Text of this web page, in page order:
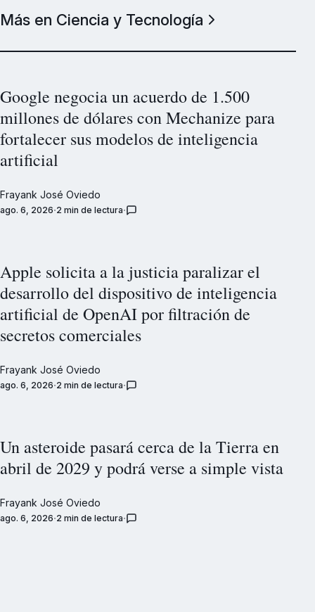
Más en Ciencia y Tecnología
Google negocia un acuerdo de 1.500
millones de dólares con Mechanize para
fortalecer sus modelos de inteligencia
artificial
Frayank José Oviedo
ago. 6, 2026 2 min de lectura
Apple solicita a la justicia paralizar el
desarrollo del dispositivo de inteligencia
artificial de OpenAI por filtración de
secretos comerciales
Frayank José Oviedo
ago. 6, 2026 2 min de lectura
Un asteroide pasará cerca de la Tierra en
abril de 2029 y podrá verse a simple vista
Frayank José Oviedo
ago. 6, 2026 2 min de lectura